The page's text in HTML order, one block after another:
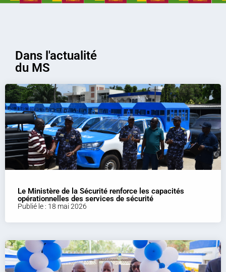
Dans l'actualité
du MS
Le Ministère de la Sécurité renforce les capacités
opérationnelles des services de sécurité
Publié le : 18 mai 2026